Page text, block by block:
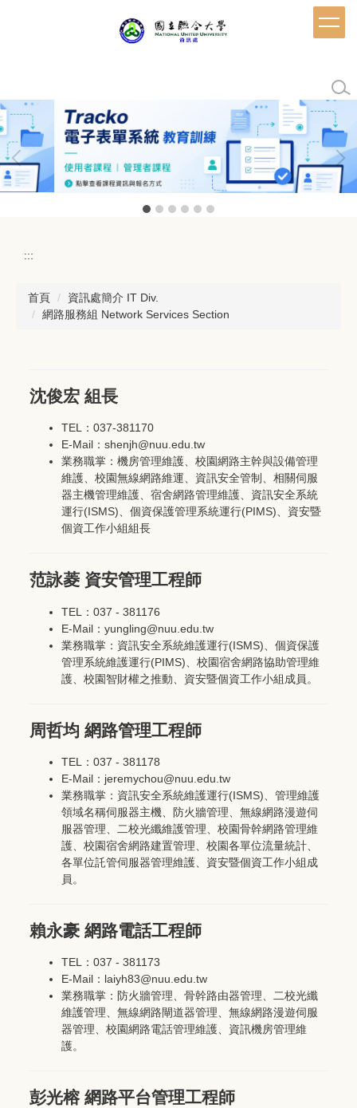
區
:::
首頁
資訊處簡介 IT Div.
網路服務組 Network Services Section
沈俊宏 組長
TEL：037-381170
E-Mail：shenjh@nuu.edu.tw
業務職掌：機房管理維護、校園網路主幹與設備管理
維護、校園無線網路維運、資訊安全管制、相關伺服
器主機管理維護、宿舍網路管理維護、資訊安全系統
運行(ISMS)、個資保護管理系統運行(PIMS)、資安暨
個資工作小組組長
范詠菱 資安管理工程師
TEL：037 - 381176
E-Mail：yungling@nuu.edu.tw
業務職掌：資訊安全系統維護運行(ISMS)、個資保護
管理系統維護運行(PIMS)、校園宿舍網路協助管理維
護、校園智財權之推動、資安暨個資工作小組成員。
周哲均 網路管理工程師
TEL：037 - 381178
E-Mail：jeremychou@nuu.edu.tw
業務職掌：資訊安全系統維護運行(ISMS)、管理維護
領域名稱伺服器主機、防火牆管理、無線網路漫遊伺
服器管理、二校光纖維護管理、校園骨幹網路管理維
護、校園宿舍網路建置管理、校園各單位流量統計、
各單位託管伺服器管理維護、資安暨個資工作小組成
員。
賴永豪 網路電話工程師
TEL：037 - 381173
E-Mail：laiyh83@nuu.edu.tw
業務職掌：防火牆管理、骨幹路由器管理、二校光纖
維護管理、無線網路閘道器管理、無線網路漫遊伺服
器管理、校園網路電話管理維護、資訊機房管理維
護。
彭光榕 網路平台管理工程師